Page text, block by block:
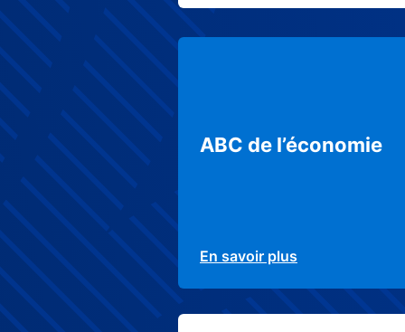
ABC de l’économie
En savoir plus